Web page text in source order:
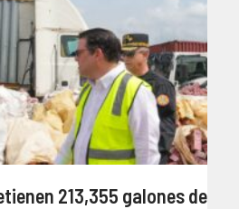
213,355 galones de